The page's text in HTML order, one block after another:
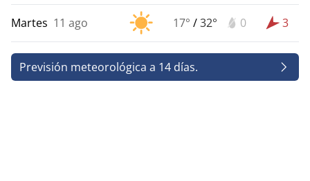
Martes 11 ago 17° /32° 0 3
Previsión meteorológica a 14 días.